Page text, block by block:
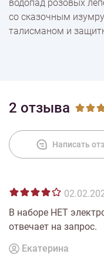
водопад розовых
со сказочным
талисманом и
2 отзыва
Написать
В наборе НЕТ
отвечает на запрос.
Екатерина